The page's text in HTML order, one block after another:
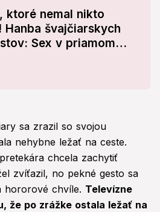
ktoré nemal nikto
Hanba švajčiarskych
Sex v priamom
sa zrazil so svojou
nehybne ležať na ceste.
chcela zachytiť
zvíťazil, no pekné gesto sa
hororové chvíle. Televízne
že po zrážke ostala ležať na